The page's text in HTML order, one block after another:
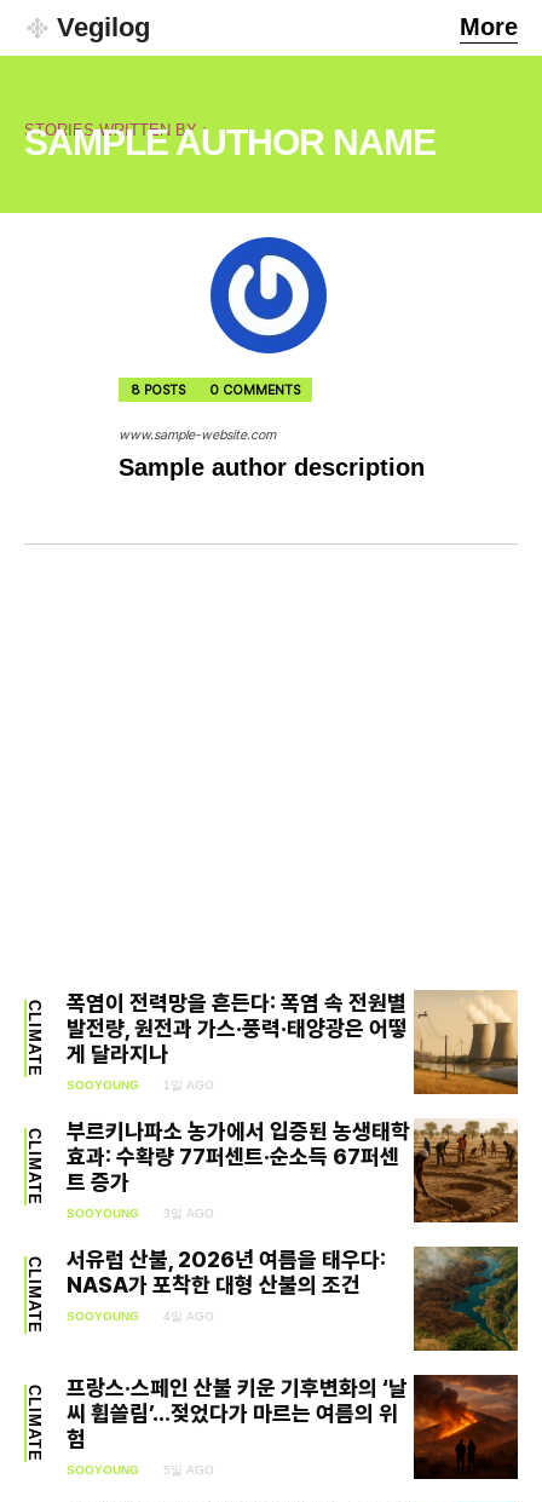
SEARCH...
Vegilog More
STORIES WRITTEN BY :
SAMPLE AUTHOR NAME
8 POSTS 0 COMMENTS
www.sample-website.com
Sample author description
CLIMATE
폭염이 전력망을 흔든다: 폭염 속 전원별
발전량, 원전과 가스·풍력·태양광은 어떻
게 달라지나
SOOYOUNG 1일 AGO
CLIMATE
부르키나파소 농가에서 입증된 농생태학
효과: 수확량 77퍼센트·순소득 67퍼센
트 증가
SOOYOUNG 3일 AGO
CLIMATE
서유럽 산불, 2026년 여름을 태우다:
NASA가 포착한 대형 산불의 조건
SOOYOUNG 4일 AGO
CLIMATE
프랑스·스페인 산불 키운 기후변화의 ‘날
씨 휩쓸림’…젖었다가 마르는 여름의 위
험
SOOYOUNG 5일 AGO